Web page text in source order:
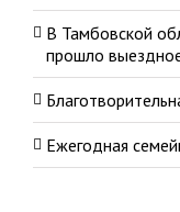
В Тамбовской
прошло
Ежегодная